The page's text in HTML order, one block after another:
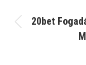
navigation
20bet